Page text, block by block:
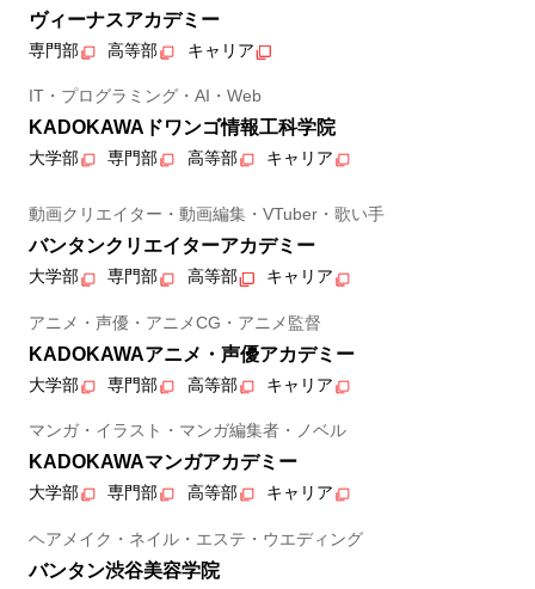
ヴィーナスアカデミー
専門部 高等部 キャリア
IT・プログラミング・AI・Web
KADOKAWAドワンゴ情報工科学院
大学部 専門部 高等部 キャリア
動画クリエイター・動画編集・VTuber・歌い手
バンタンクリエイターアカデミー
大学部 専門部 高等部 キャリア
アニメ・声優・アニメCG・アニメ監督
KADOKAWAアニメ・声優アカデミー
大学部 専門部 高等部 キャリア
マンガ・イラスト・マンガ編集者・ノベル
KADOKAWAマンガアカデミー
大学部 専門部 高等部 キャリア
ヘアメイク・ネイル・エステ・ウエディング
バンタン渋谷美容学院